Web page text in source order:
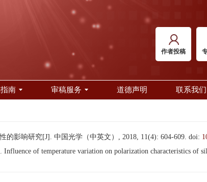
作者投稿
南 审稿服务 道德声明 联系我们
影响研究[J]. 中国光学（中英文）, 2018, 11(4): 604-609. doi:
of temperature variation on polarization characteristics of